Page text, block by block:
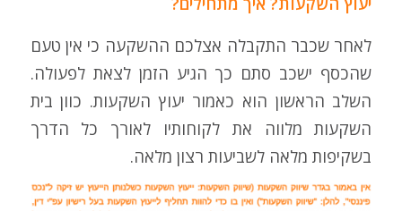
לאחר שכבר התקבלה אצלכם ההשקעה כי אין טעם
שהכסף ישכב סתם כך הגיע הזמן לצאת לפעולה.
השלב הראשון הוא כאמור יעוץ השקעות. כוון בית
השקעות מלווה את לקוחותיו לאורך כל הדרך
בשקיפות מלאה לשביעות רצון מלאה.